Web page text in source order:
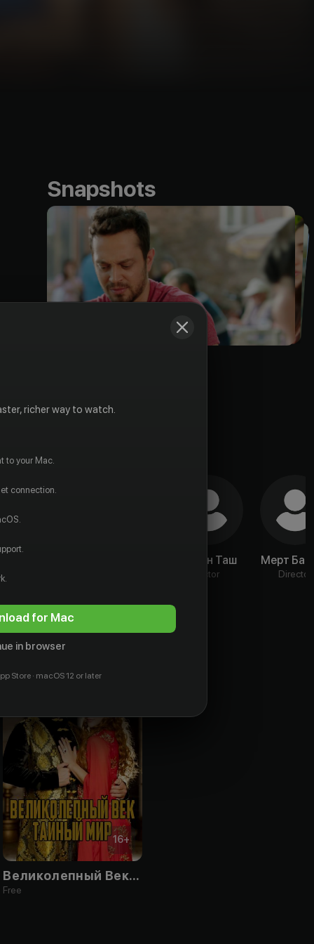
Snapshots
Айдан Таш
Actor
Мерт
Director
16+
Великолепный Век. Тайный мир
Free
richer way to watch.
to your Mac.
connection.
for Mac
in browser
Store · macOS 12 or later